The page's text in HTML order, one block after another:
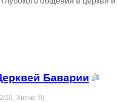
Баварии
10, Хитов: 0)